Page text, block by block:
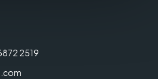
2519